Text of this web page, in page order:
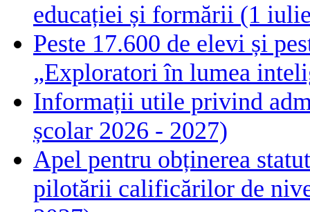
educației și formării (1
Peste 17.600 de elevi și
„Exploratori în lumea
Informații utile privind
școlar 2026 - 2027)
Apel pentru obținerea
pilotării calificărilor de